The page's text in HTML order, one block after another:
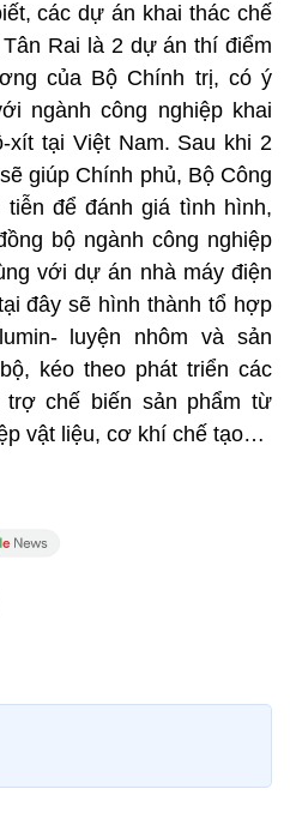
các dự án khai thác chế
Rai là 2 dự án thí điểm
của Bộ Chính trị, có ý
ngành công nghiệp khai
xít tại Việt Nam. Sau khi 2
giúp Chính phủ, Bộ Công
để đánh giá tình hình,
bộ ngành công nghiệp
với dự án nhà máy điện
đây sẽ hình thành tổ hợp
luyện nhôm và sản
kéo theo phát triển các
trợ chế biến sản phẩm từ
vật liệu, cơ khí chế tạo…